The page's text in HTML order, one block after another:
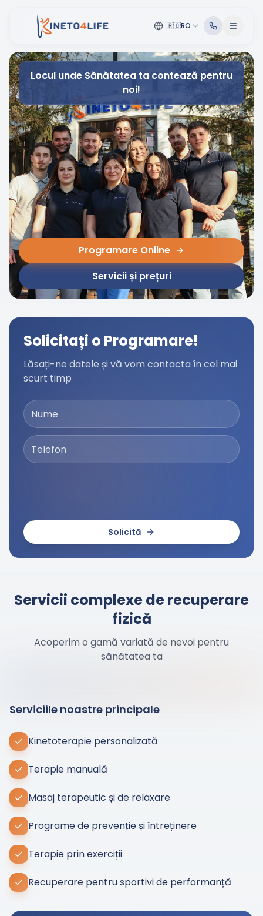
🇷🇴RO
Locul unde Sănătatea ta contează pentru
noi!
Programare Online
Servicii și prețuri
Solicitați o Programare!
Lăsați-ne datele și vă vom contacta în cel mai
scurt timp
Solicită
Servicii complexe de recuperare
fizică
Acoperim o gamă variată de nevoi pentru
sănătatea ta
Serviciile noastre principale
Kinetoterapie personalizată
Terapie manuală
Masaj terapeutic și de relaxare
Programe de prevenție și întreținere
Terapie prin exerciții
Recuperare pentru sportivi de performanță
urilor de marketing.
Gestionare cookie-uri